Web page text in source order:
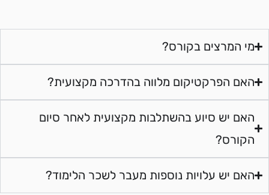
מי המרצים בקורס?
האם הפרקטיקום מלווה בהדרכה מקצועית?
האם יש סיוע בהשתלבות מקצועית לאחר סיום
הקורס?
האם יש עלויות נוספות מעבר לשכר הלימוד?